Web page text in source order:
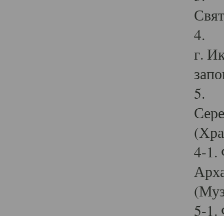
4.
г.
5.
4-1.
5-1.